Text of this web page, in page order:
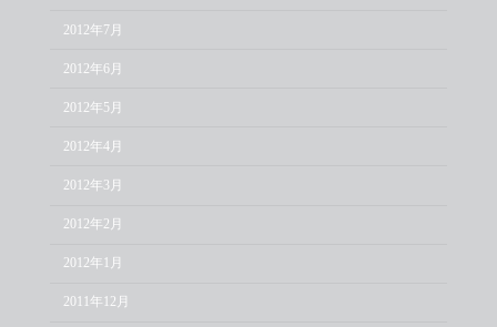
2012年7月
2012年6月
2012年5月
2012年4月
2012年3月
2012年2月
2012年1月
2011年12月